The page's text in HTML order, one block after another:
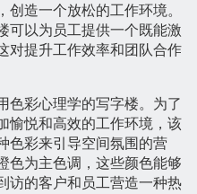
造一个放松的工作环境。
可以为员工提供一个既能激
对提升工作效率和团队合作
色彩心理学的写字楼。为了
愉悦和高效的工作环境，该
色彩来引导空间氛围的营
色为主色调，这些颜色能够
访的客户和员工营造一种热